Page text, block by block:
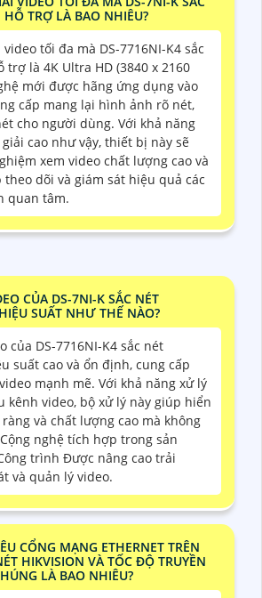
TRỢ LÀ BAO NHIÊU?
tối đa mà DS-7716NI-K4 sắc
trợ là 4K Ultra HD (3840 x 2160
mới được hãng ứng dụng vào
cấp mang lại hình ảnh rõ nét,
cho người dùng. Với khả năng
cao như vậy, thiết bị này sẽ
xem video chất lượng cao và
dõi và giám sát hiệu quả các
quan tâm.
CỦA DS-7NI-K SẮC NÉT
SUẤT NHƯ THẾ NÀO?
của DS-7716NI-K4 sắc nét
suất cao và ổn định, cung cấp
mạnh mẽ. Với khả năng xử lý
kênh video, bộ xử lý này giúp hiển
và chất lượng cao mà không
nghệ tích hợp trong sản
trình Được nâng cao trải
và quản lý video.
CỔNG MẠNG ETHERNET TRÊN
HIKVISION VÀ TỐC ĐỘ TRUYỀN
LÀ BAO NHIÊU?